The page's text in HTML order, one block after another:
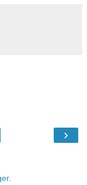
›
.